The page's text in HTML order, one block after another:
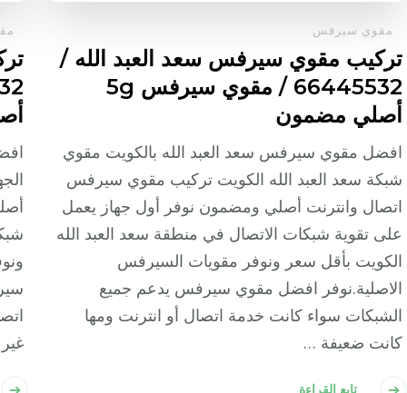
مقوي سيرفس
تركيب مقوي سيرفس سعد العبد الله /
66445532 / مقوي سيرفس 5g
أصلي مضمون
افضل مقوي سيرفس سعد العبد الله بالكويت مقوي
شبكة سعد العبد الله الكويت تركيب مقوي سيرفس
اتصال وانترنت أصلي ومضمون نوفر أول جهاز يعمل
على تقوية شبكات الاتصال في منطقة سعد العبد الله
الكويت بأقل سعر ونوفر مقويات السيرفس
الاصلية.نوفر افضل مقوي سيرفس يدعم جميع
الشبكات سواء كانت خدمة اتصال أو انترنت ومها
كانت ضعيفة …
تابع القراءة